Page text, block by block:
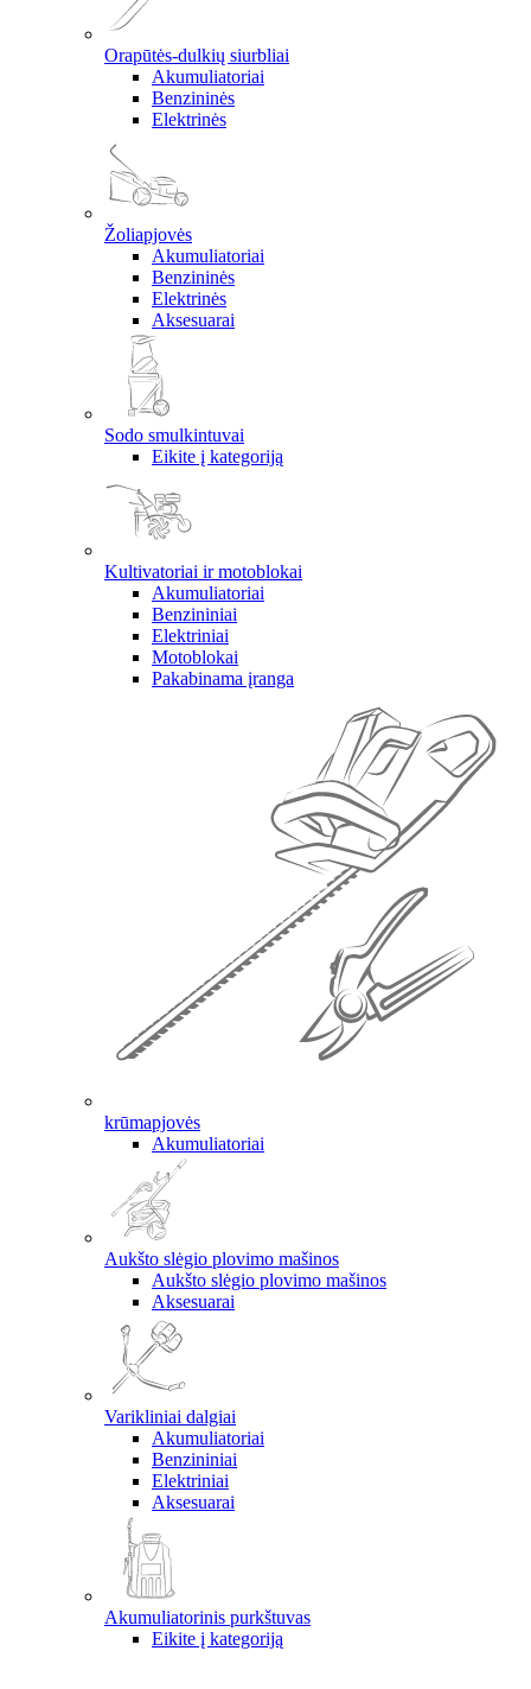
Orapūtės-dulkių siurbliai
Akumuliatoriai
Benzininės
Elektrinės
Žoliapjovės
Akumuliatoriai
Benzininės
Elektrinės
Aksesuarai
Sodo smulkintuvai
Eikite į kategoriją
Kultivatoriai ir motoblokai
Akumuliatoriai
Benzininiai
Elektriniai
Motoblokai
Pakabinama įranga
krūmapjovės
Akumuliatoriai
Aukšto slėgio plovimo mašinos
Aukšto slėgio plovimo mašinos
Aksesuarai
Varikliniai dalgiai
Akumuliatoriai
Benzininiai
Elektriniai
Aksesuarai
Akumuliatorinis purkštuvas
Eikite į kategoriją